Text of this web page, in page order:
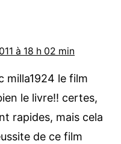
à 18 h 02 min
milla1924 le film
le livre!! certes,
rapides, mais cela
de ce film